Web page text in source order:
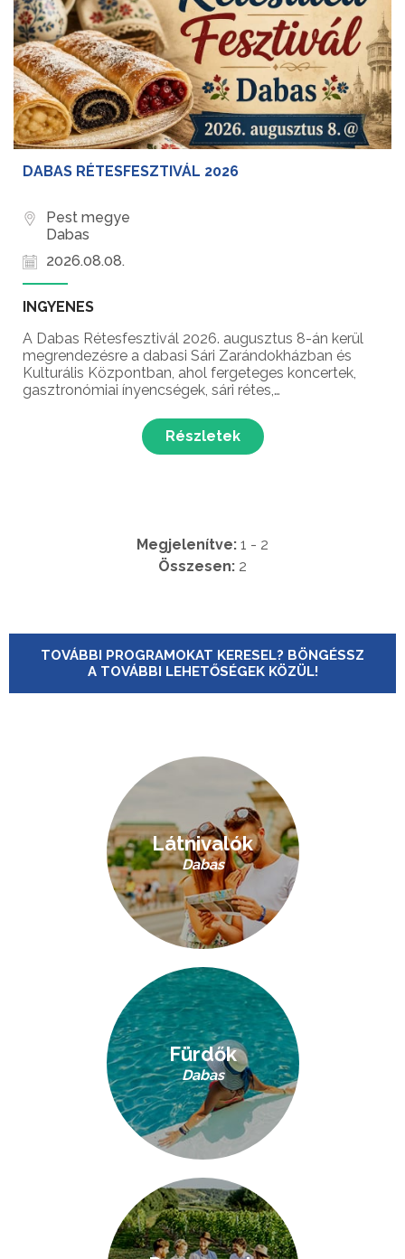
DABAS RÉTESFESZTIVÁL 2026
Pest megye
Dabas
2026.08.08.
INGYENES
A Dabas Rétesfesztivál 2026. augusztus 8-án kerül
megrendezésre a dabasi Sári Zarándokházban és
Kulturális Központban, ahol fergeteges koncertek,
gasztronómiai ínyencségek, sári rétes,
meglepetés várja a látogatókat Dabas
legnépszerűbb nyári gasztronómiai...
Részletek
Megjelenítve: 1 - 2
Összesen: 2
TOVÁBBI PROGRAMOKAT KERESEL? BÖNGÉSSZ
A TOVÁBBI LEHETŐSÉGEK KÖZÜL!
Látnivalók
Dabas
Fürdők
Dabas